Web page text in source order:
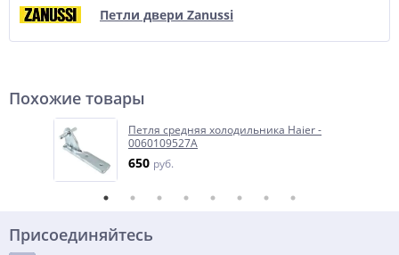
Петли двери Zanussi
Похожие товары
Петля средняя холодильника Haier -
0060109527A
650 руб.
Присоединяйтесь